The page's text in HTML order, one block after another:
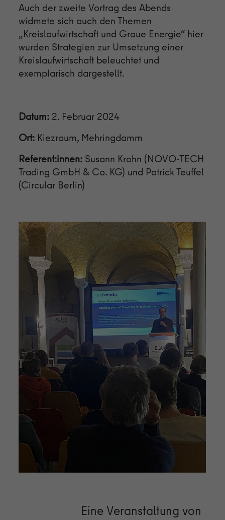
Auch der zweite Vortrag des Abends
widmete sich auch den Themen
„Kreislaufwirtschaft und Graue Energie“ hier
wurden Strategien zur Umsetzung einer
Kreislaufwirtschaft beleuchtet und
exemplarisch dargestellt.
Datum: 2. Februar 2024
Ort: Kiezraum, Mehringdamm
Referent:innen: Susann Krohn (NOVO-TECH
Trading GmbH & Co. KG) und Patrick Teuffel
(Circular Berlin)
Eine Veranstaltung von